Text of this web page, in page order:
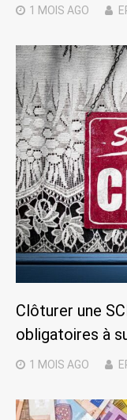
1 MOIS AGO
Clôturer une
obligatoires à
1 MOIS AGO